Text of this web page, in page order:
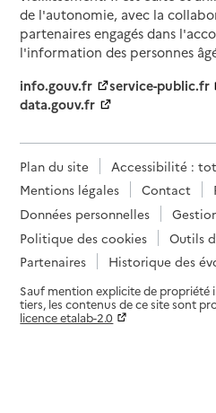
de l'autonomie, avec la
partenaires engagés dans
l'information des personnes
info.gouv.fr
service-public.fr
data.gouv.fr
Plan du site
Accessibilité :
Mentions légales
Contact
Données personnelles
Politique des cookies
Outils
Partenaires
Historique des
Sauf mention explicite de propriété
tiers, les contenus de ce site sont
licence etalab-2.0